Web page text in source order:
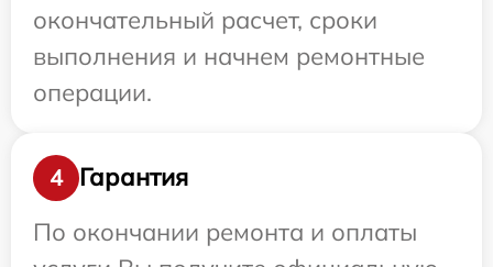
окончательный расчет, сроки
выполнения и начнем ремонтные
операции.
4
Гарантия
По окончании ремонта и оплаты